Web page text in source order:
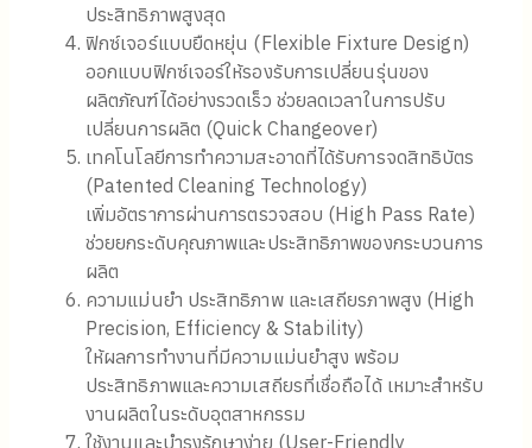
ประสิทธิภาพสูงสุด
ฟิกซ์เจอร์แบบยืดหยุ่น (Flexible Fixture Design)
ออกแบบฟิกซ์เจอร์ให้รองรับการเปลี่ยนรุ่นของ
ผลิตภัณฑ์ได้อย่างรวดเร็ว ช่วยลดเวลาในการปรับ
เปลี่ยนการผลิต (Quick Changeover)
เทคโนโลยีการทำความสะอาดที่ได้รับการจดสิทธิบัตร
(Patented Cleaning Technology)
เพิ่มอัตราการผ่านการตรวจสอบ (High Pass Rate)
ช่วยยกระดับคุณภาพและประสิทธิภาพของกระบวนการ
ผลิต
ความแม่นยำ ประสิทธิภาพ และเสถียรภาพสูง (High
Precision, Efficiency & Stability)
ให้ผลการทำงานที่มีความแม่นยำสูง พร้อม
ประสิทธิภาพและความเสถียรที่เชื่อถือได้ เหมาะสำหรับ
งานผลิตในระดับอุตสาหกรรม
ใช้งานและบำรุงรักษาง่าย (User-Friendly